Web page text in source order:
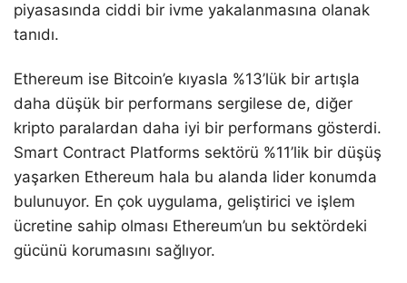
piyasasında ciddi bir ivme yakalanmasına olanak
tanıdı.
Ethereum ise Bitcoin’e kıyasla %13’lük bir artışla
daha düşük bir performans sergilese de, diğer
kripto paralardan daha iyi bir performans gösterdi.
Smart Contract Platforms sektörü %11’lik bir düşüş
yaşarken Ethereum hala bu alanda lider konumda
bulunuyor. En çok uygulama, geliştirici ve işlem
ücretine sahip olması Ethereum’un bu sektördeki
gücünü korumasını sağlıyor.